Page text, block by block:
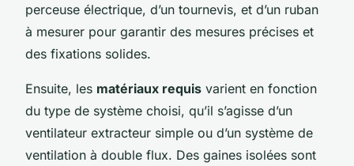
perceuse électrique, d’un tournevis, et d’un ruban
à mesurer pour garantir des mesures précises et
des fixations solides.
Ensuite, les matériaux requis varient en fonction
du type de système choisi, qu’il s’agisse d’un
ventilateur extracteur simple ou d’un système de
ventilation à double flux. Des gaines isolées sont